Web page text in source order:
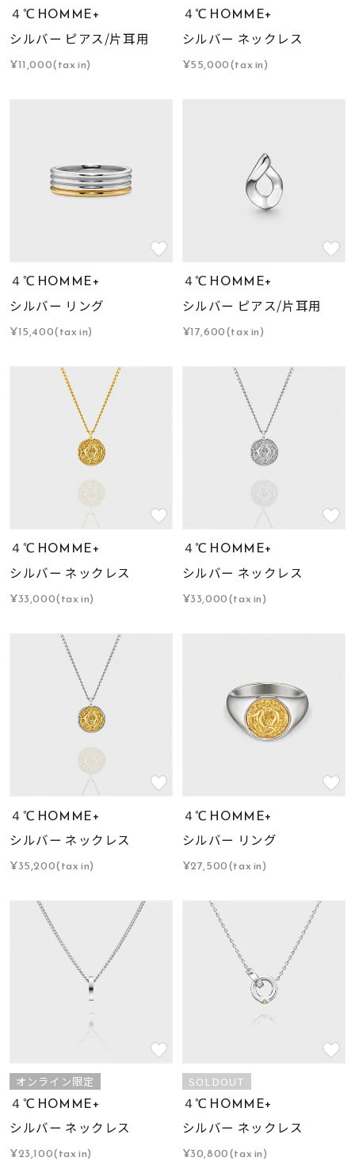
４℃ HOMME+
シルバー ピアス/片耳用
¥11,000(tax in)
４℃ HOMME+
シルバー ネックレス
¥55,000(tax in)
４℃ HOMME+
シルバー リング
¥15,400(tax in)
４℃ HOMME+
シルバー ピアス/片耳用
¥17,600(tax in)
４℃ HOMME+
シルバー ネックレス
¥33,000(tax in)
４℃ HOMME+
シルバー ネックレス
¥33,000(tax in)
４℃ HOMME+
シルバー ネックレス
¥35,200(tax in)
４℃ HOMME+
シルバー リング
¥27,500(tax in)
オンライン限定
４℃ HOMME+
シルバー ネックレス
¥23,100(tax in)
SOLDOUT
４℃ HOMME+
シルバー ネックレス
¥30,800(tax in)